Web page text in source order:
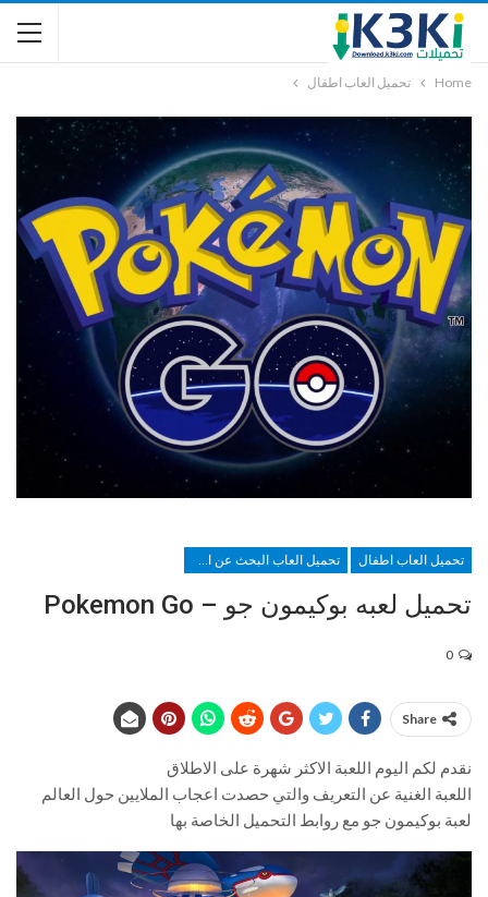
Home تحميل العاب اطفال
تحميل العاب اطفال تحميل العاب البحث عن الاشياء الخفيه
تحميل لعبه بوكيمون جو – Pokemon Go
Share
نقدم لكم اليوم اللعبة الاكثر شهرة على الاطلاق
اللعبة الغنية عن التعريف والتي حصدت اعجاب الملايين حول العالم
لعبة بوكيمون جو مع روابط التحميل الخاصة بها